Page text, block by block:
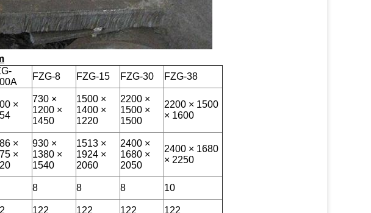
FZG-8 FZG-15 FZG-30
FZG-38
×
730 ×
1200 ×
1450
1500 ×
1400 ×
1220
2200 ×
1500 ×
1500
2200 × 1500
× 1600
×
×
930 ×
1380 ×
1540
1513 ×
1924 ×
2060
2400 ×
1680 ×
2050
2400 × 1680
× 2250
8 8 8
10
122 122 122 122